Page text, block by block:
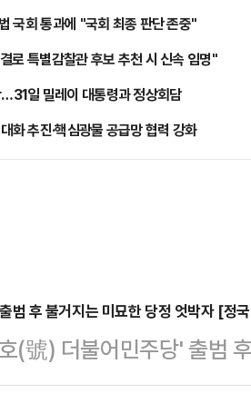
국회 통과에 "국회 최종 판단 존중"
로 특별감찰관 후보 추천 시 신속 임명"
일 밀레이 대통령과 정상회담
화 추진·핵심광물 공급망 협력 강화
범 후 불거지는 미묘한 당정 엇박자 [정
(號) 더불어민주당' 출범
명 대통령은 '국민 통합'